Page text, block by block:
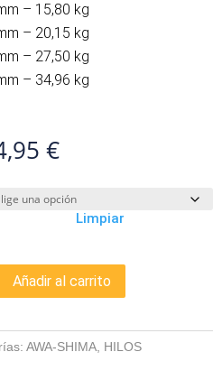
– 15,80 kg
– 20,15 kg
– 27,50 kg
– 34,96 kg
€
Limpiar
Añadir al carrito
AWA-SHIMA, HILOS